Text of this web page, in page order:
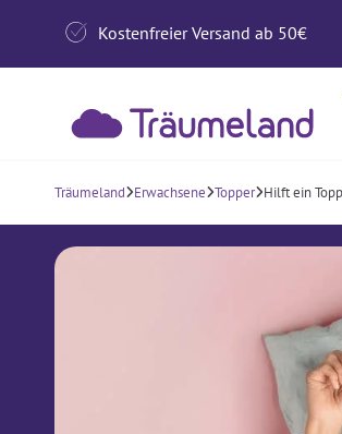
 Kostenfreier Versand ab 50€
TräumelandErwachseneTopperHilft ein